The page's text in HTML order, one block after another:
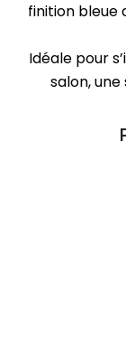
finition bleue
Idéale pour
salon,